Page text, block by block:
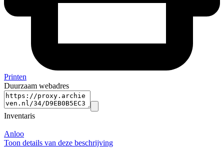
Printen
Duurzaam webadres
Inventaris
Anloo
Toon details van deze beschrijving